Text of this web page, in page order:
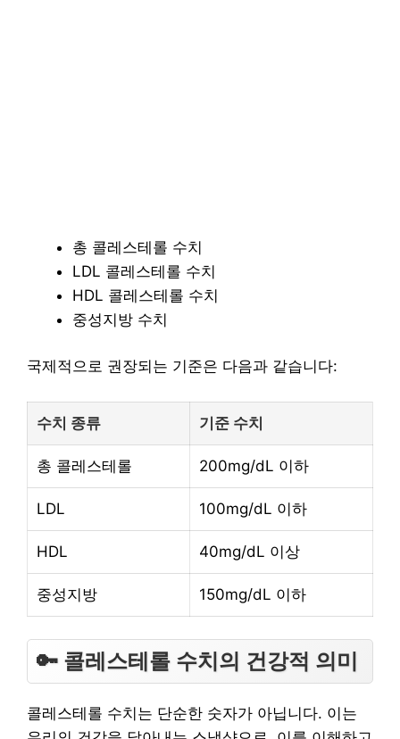
총 콜레스테롤 수치
LDL 콜레스테롤 수치
HDL 콜레스테롤 수치
중성지방 수치
국제적으로 권장되는 기준은 다음과 같습니다:
수치 종류 기준 수치
총 콜레스테롤 200mg/dL 이하
LDL 100mg/dL 이하
HDL 40mg/dL 이상
중성지방 150mg/dL 이하
🔑 콜레스테롤 수치의 건강적 의미
콜레스테롤 수치는 단순한 숫자가 아닙니다. 이는